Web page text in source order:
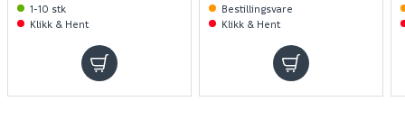
1-10 stk
Klikk & Hent
Bestillingsvare
Klikk & Hent